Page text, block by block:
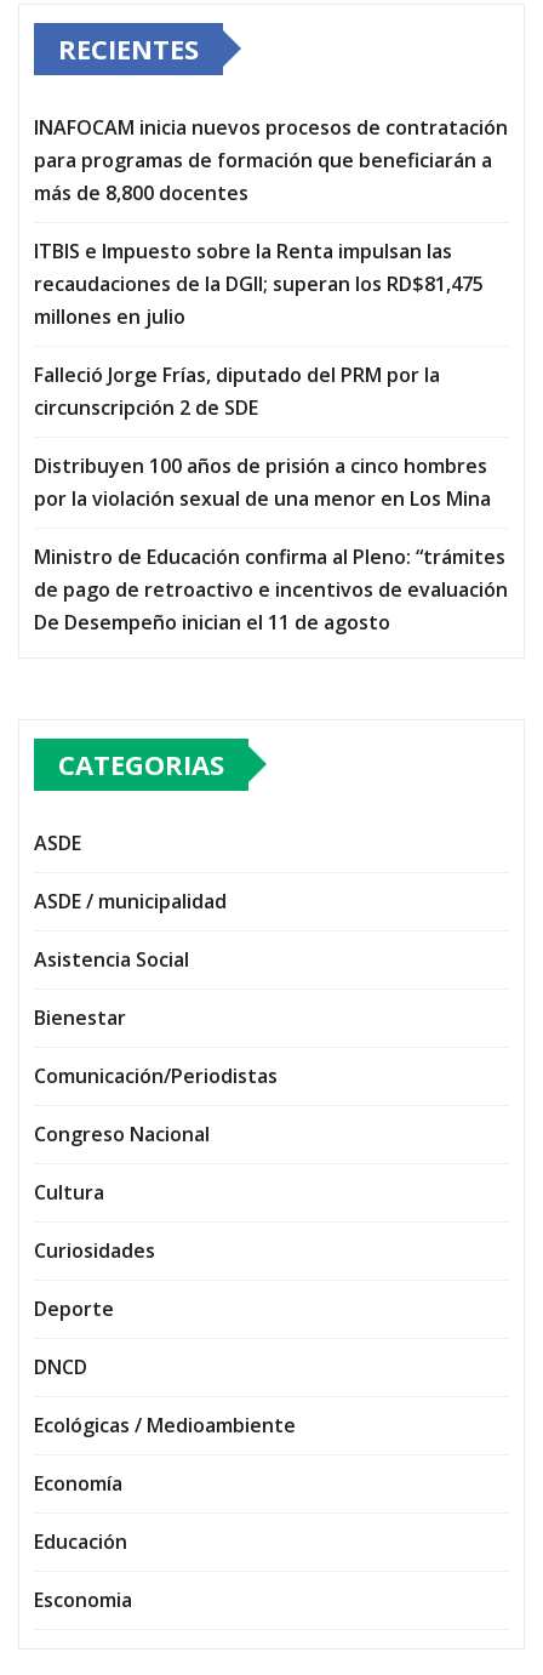
RECIENTES
INAFOCAM inicia nuevos procesos de contratación
para programas de formación que beneficiarán a
más de 8,800 docentes
ITBIS e Impuesto sobre la Renta impulsan las
recaudaciones de la DGII; superan los RD$81,475
millones en julio
Falleció Jorge Frías, diputado del PRM por la
circunscripción 2 de SDE
Distribuyen 100 años de prisión a cinco hombres
por la violación sexual de una menor en Los Mina
Ministro de Educación confirma al Pleno: “trámites
de pago de retroactivo e incentivos de evaluación
De Desempeño inician el 11 de agosto
CATEGORIAS
ASDE
ASDE / municipalidad
Asistencia Social
Bienestar
Comunicación/Periodistas
Congreso Nacional
Cultura
Curiosidades
Deporte
DNCD
Ecológicas / Medioambiente
Economía
Educación
Esconomia